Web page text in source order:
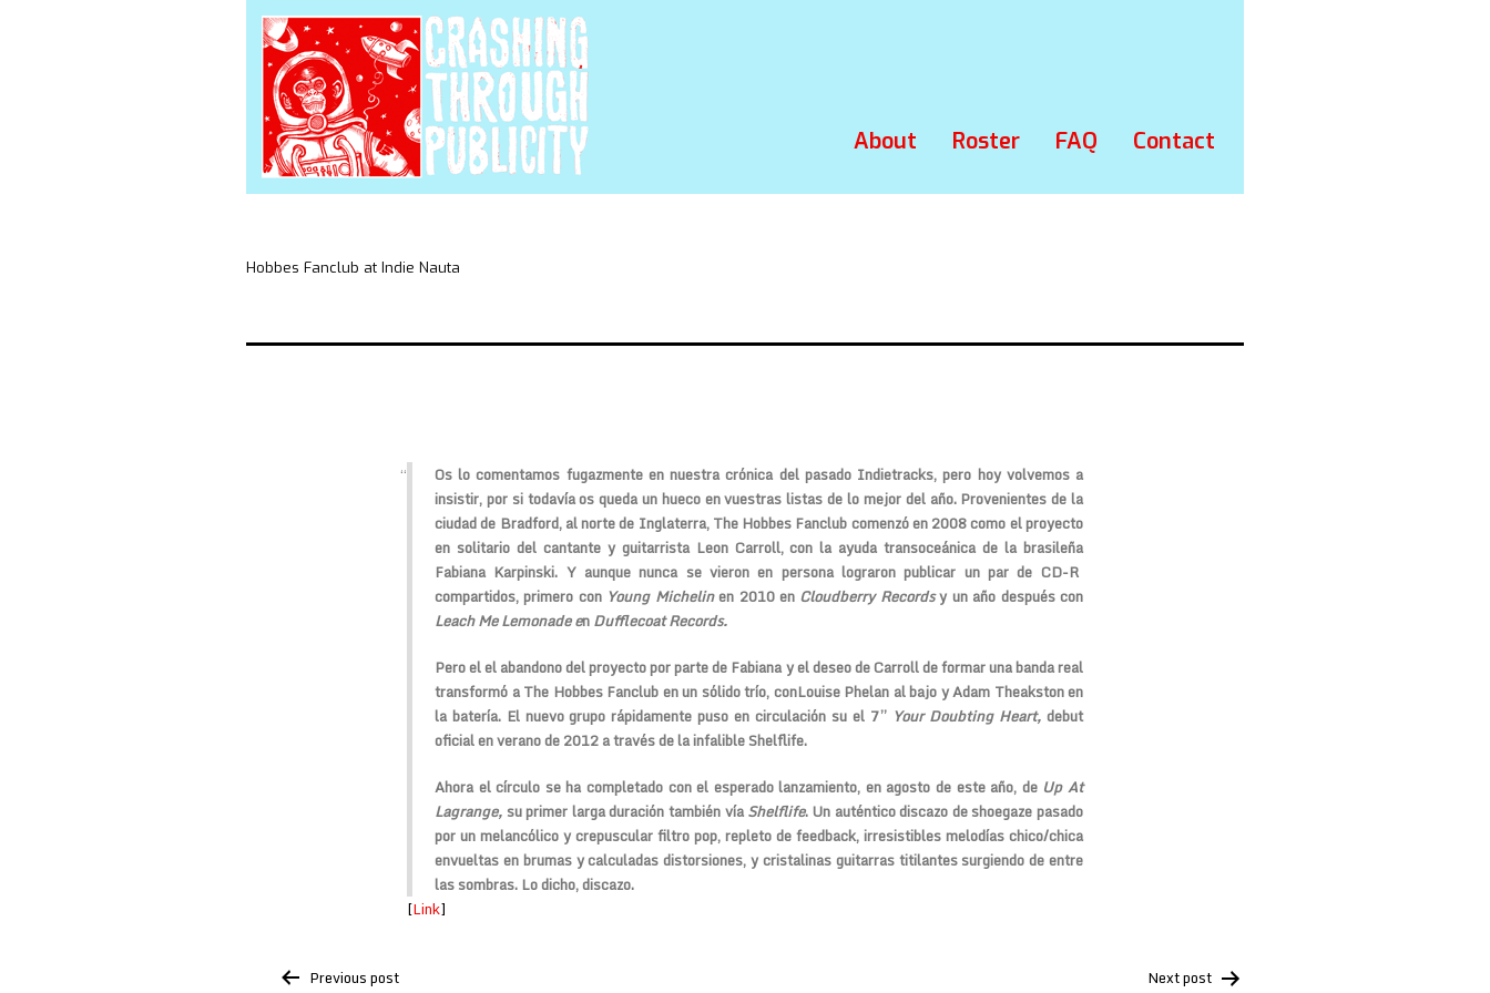
About Roster FAQ Contact
Hobbes Fanclub at Indie Nauta
Os lo comentamos fugazmente en nuestra crónica del pasado Indietracks, pero hoy volvemos a
insistir, por si todavía os queda un hueco en vuestras listas de lo mejor del año. Provenientes de la
ciudad de Bradford, al norte de Inglaterra,The Hobbes Fanclubcomenzó en 2008 como el proyecto
en solitario del cantante y guitarrista Leon Carroll,con la ayuda transoceánica de la brasileña
Fabiana Karpinski. Y aunque nunca se vieron en persona lograron publicar un par de CD-R
compartidos, primero con Young Michelinen 2010 en Cloudberry Recordsy un año después con
Leach Me Lemonade enDufflecoat Records.
Pero el el abandono del proyecto por parte deFabianay el deseo deCarrollde formar una banda real
transformó aThe Hobbes Fancluben un sólido trío, conLouise Phelan al bajo yAdam Theakstonen
la batería. El nuevo grupo rápidamente puso en circulación su el 7” Your Doubting Heart, debut
oficial en verano de 2012 a través de la infalible Shelflife.
Ahora el círculo se ha completado con el esperado lanzamiento, en agosto de este año, deUp At
Lagrange, su primer larga duración también víaShelflife. Un auténtico discazo de shoegaze pasado
por un melancólico y crepuscular filtro pop, repleto de feedback, irresistibles melodías chico/chica
envueltas en brumas y calculadas distorsiones, y cristalinas guitarras titilantes surgiendo de entre
las sombras. Lo dicho, discazo.
[Link]
Previous post Next post